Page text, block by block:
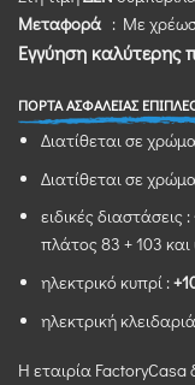
Μεταφορά : Με
Εγγύηση καλύτερης
ΠΟΡΤΑ ΑΣΦΑΛΕΙΑΣ
Διατίθεται σε
Διατίθεται σε
ειδικές διαστάσεις :
πλάτος 83 + 103 και
ηλεκτρικό κυπρί :
ηλεκτρική
Η εταιρία FactoryCasa